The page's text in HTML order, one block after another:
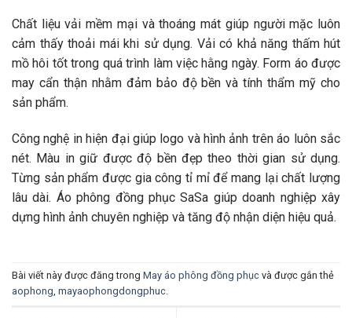
Chất liệu vải mềm mại và thoáng mát giúp người mặc luôn
cảm thấy thoải mái khi sử dụng. Vải có khả năng thấm hút
mồ hôi tốt trong quá trình làm việc hằng ngày. Form áo được
may cẩn thận nhằm đảm bảo độ bền và tính thẩm mỹ cho
sản phẩm.
Công nghệ in hiện đại giúp logo và hình ảnh trên áo luôn sắc
nét. Màu in giữ được độ bền đẹp theo thời gian sử dụng.
Từng sản phẩm được gia công tỉ mỉ để mang lại chất lượng
lâu dài. Áo phông đồng phục SaSa giúp doanh nghiệp xây
dựng hình ảnh chuyên nghiệp và tăng độ nhận diện hiệu quả.
Bài viết này được đăng trong May áo phông đồng phục và được gắn thẻ
aophong, mayaophongdongphuc.